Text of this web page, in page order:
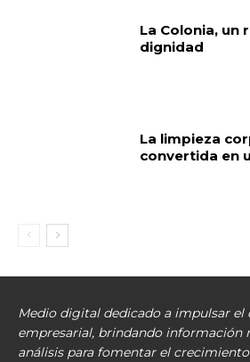
La Colonia, un
dignidad
La limpieza
convertida en
Medio digital dedicado a impulsar el
empresarial, brindando información
análisis para fomentar el